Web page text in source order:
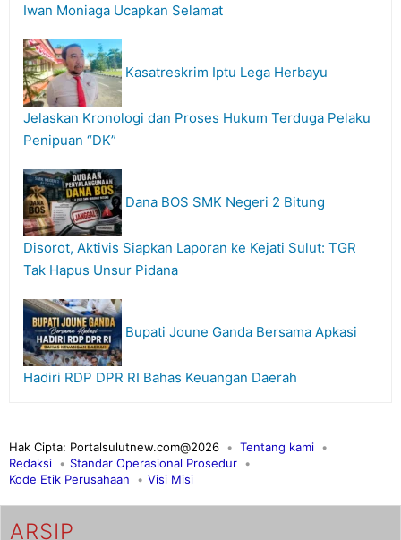
Iwan Moniaga Ucapkan Selamat
Kasatreskrim Iptu Lega Herbayu
Jelaskan Kronologi dan Proses Hukum Terduga Pelaku
Penipuan “DK”
Dana BOS SMK Negeri 2 Bitung
Disorot, Aktivis Siapkan Laporan ke Kejati Sulut: TGR
Tak Hapus Unsur Pidana
Bupati Joune Ganda Bersama Apkasi
Hadiri RDP DPR RI Bahas Keuangan Daerah
Hak Cipta: Portalsulutnew.com@2026
Tentang kami
Redaksi
Standar Operasional Prosedur
Kode Etik Perusahaan
Visi Misi
ARSIP